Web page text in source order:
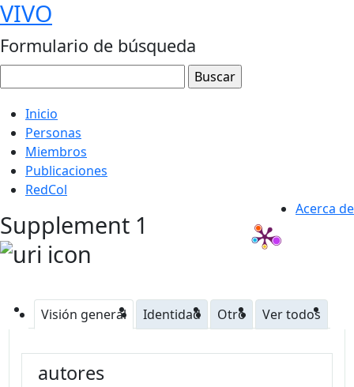
VIVO
Formulario de búsqueda
Inicio
Personas
Miembros
Publicaciones
RedCol
Acerca de
Supplement 1
Visión general Identidad Otro Ver todos
autores